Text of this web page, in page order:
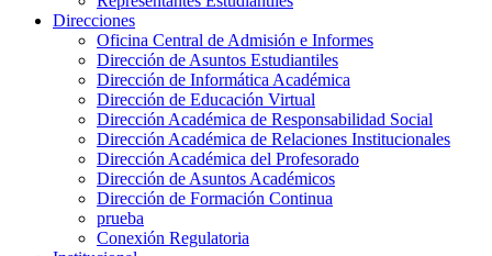
Direcciones
Oficina Central de Admisión e Informes
Dirección de Asuntos Estudiantiles
Dirección de Informática Académica
Dirección de Educación Virtual
Dirección Académica de Responsabilidad Social
Dirección Académica de Relaciones Institucionales
Dirección Académica del Profesorado
Dirección de Asuntos Académicos
Dirección de Formación Continua
prueba
Conexión Regulatoria